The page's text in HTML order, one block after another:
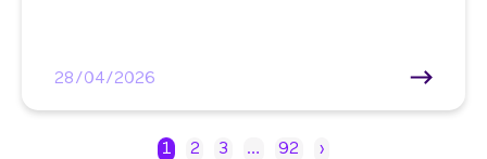
28/04/2026
1 2 3 … 92 ›